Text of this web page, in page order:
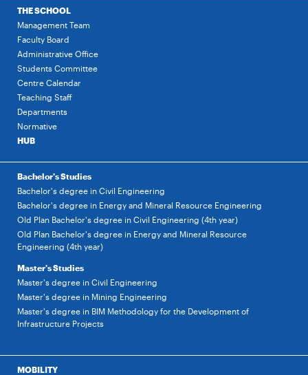
THE SCHOOL
Management Team
Faculty Board
Administrative Office
Students Committee
Centre Calendar
Teaching Staff
Departments
Normative
HUB
Bachelor's Studies
Bachelor's degree in Civil Engineering
Bachelor's degree in Energy and Mineral Resource Engineering
Old Plan Bachelor's degree in Civil Engineering (4th year)
Old Plan Bachelor's degree in Energy and Mineral Resource
Engineering (4th year)
Master's Studies
Master's degree in Civil Engineering
Master's degree in Mining Engineering
Master's degree in BIM Methodology for the Development of
Infrastructure Projects
MOBILITY